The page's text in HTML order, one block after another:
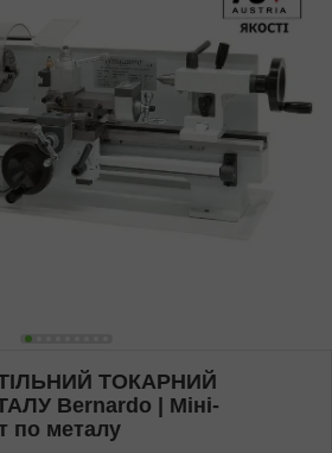
ТОКАРНИЙ
Bernardo | Міні-
по металу